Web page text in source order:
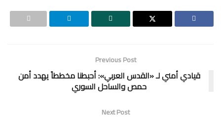
Previous Post
قيادي أمني لـ «القدس العربي»: أحبطنا مخططاً يهدد أمن
حمص والساحل السوري
Next Post